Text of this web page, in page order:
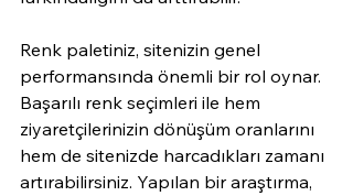
Renk paletiniz, sitenizin genel
performansında önemli bir rol oynar.
Başarılı renk seçimleri ile hem
ziyaretçilerinizin dönüşüm oranlarını
hem de sitenizde harcadıkları zamanı
artırabilirsiniz. Yapılan bir araştırma,